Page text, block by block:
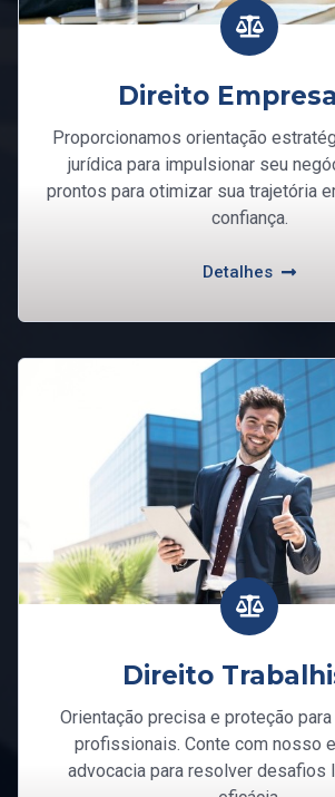
Direito
Proporcionamos orientação
jurídica para impulsionar seu
prontos para otimizar sua trajetória
confiança.
Detalhes
Direito
Orientação precisa e proteção
profissionais. Conte com nosso
advocacia para resolver desafios